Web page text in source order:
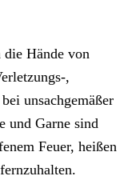
Hände von
,
unsachgemäßer
und Garne sind
Feuer, heißen